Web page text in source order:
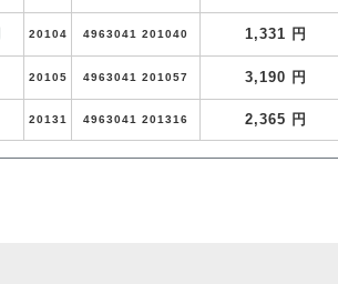
20104 4963041 201040 1,331 円
20105 4963041 201057 3,190 円
20131 4963041 201316 2,365 円